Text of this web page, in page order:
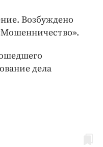
Возбуждено
дела